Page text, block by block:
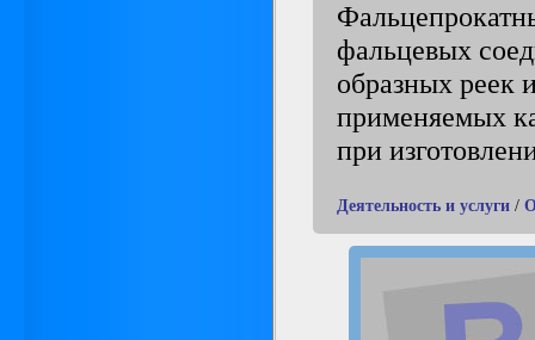
фальцевых
образных реек
применяемых
при
Деятельность и услуги /